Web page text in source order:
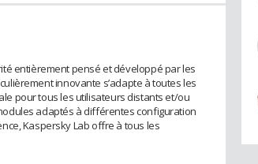
entièrement pensé et développé par les
innovante s’adapte à toutes les
pour tous les utilisateurs distants et/ou
adaptés à différentes configuration
Kaspersky Lab offre à tous les